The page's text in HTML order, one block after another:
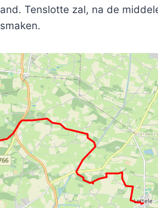
Tenslotte zal, na de